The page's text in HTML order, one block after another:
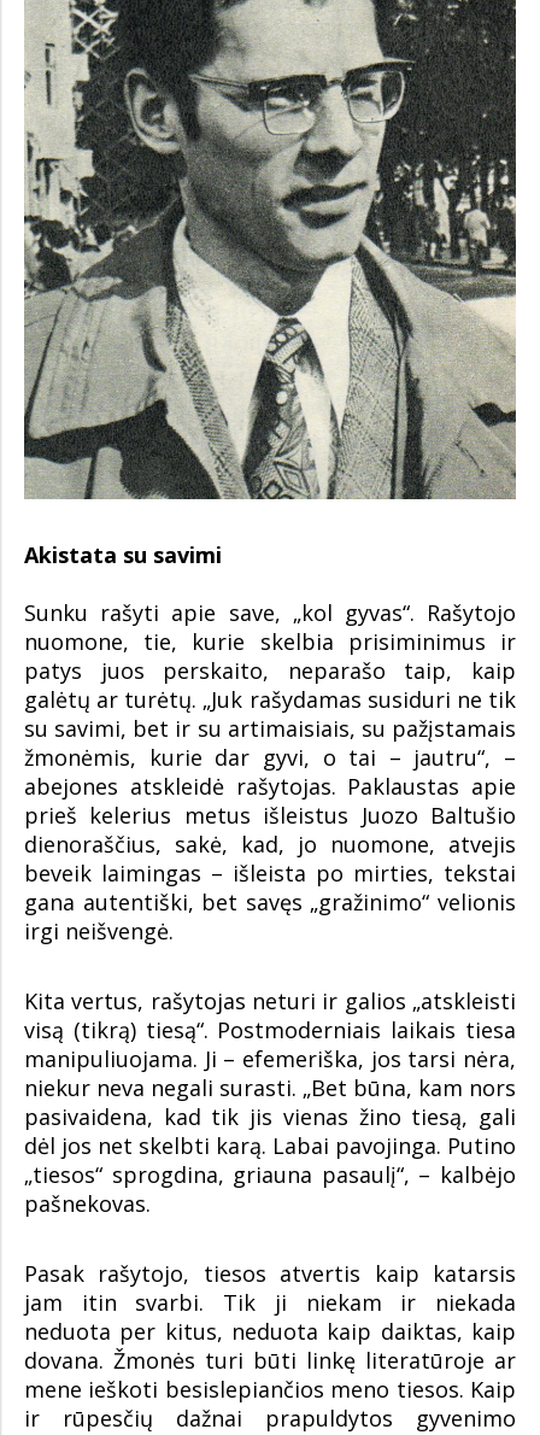
Akistata su savimi
Sunku rašyti apie save, „kol gyvas“. Rašytojo
nuomone, tie, kurie skelbia prisiminimus ir
patys juos perskaito, neparašo taip, kaip
galėtų ar turėtų. „Juk rašydamas susiduri ne tik
su savimi, bet ir su artimaisiais, su pažįstamais
žmonėmis, kurie dar gyvi, o tai – jautru“, –
abejones atskleidė rašytojas. Paklaustas apie
prieš kelerius metus išleistus Juozo Baltušio
dienoraščius, sakė, kad, jo nuomone, atvejis
beveik laimingas – išleista po mirties, tekstai
gana autentiški, bet savęs „gražinimo“ velionis
irgi neišvengė.
Kita vertus, rašytojas neturi ir galios „atskleisti
visą (tikrą) tiesą“. Postmoderniais laikais tiesa
manipuliuojama. Ji – efemeriška, jos tarsi nėra,
niekur neva negali surasti. „Bet būna, kam nors
pasivaidena, kad tik jis vienas žino tiesą, gali
dėl jos net skelbti karą. Labai pavojinga. Putino
„tiesos“ sprogdina, griauna pasaulį“, – kalbėjo
pašnekovas.
Pasak rašytojo, tiesos atvertis kaip katarsis
jam itin svarbi. Tik ji niekam ir niekada
neduota per kitus, neduota kaip daiktas, kaip
dovana. Žmonės turi būti linkę literatūroje ar
mene ieškoti besislepiančios meno tiesos. Kaip
ir rūpesčių dažnai prapuldytos gyvenimo